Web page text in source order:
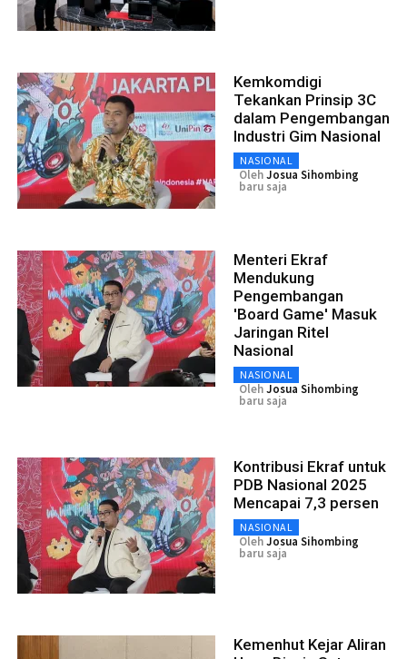
Kemkomdigi
Tekankan Prinsip 3C
dalam Pengembangan
Industri Gim Nasional
NASIONAL
OlehJosua Sihombing
baru saja
Menteri Ekraf
Mendukung
Pengembangan
'Board Game' Masuk
Jaringan Ritel
Nasional
NASIONAL
OlehJosua Sihombing
baru saja
Kontribusi Ekraf untuk
PDB Nasional 2025
Mencapai 7,3 persen
NASIONAL
OlehJosua Sihombing
baru saja
Kemenhut Kejar Aliran